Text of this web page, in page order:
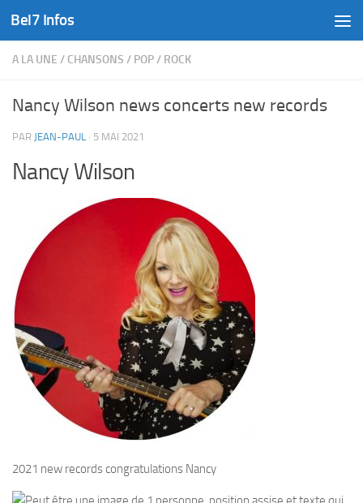
Skip to content
Bel7 Infos
A LA UNE / CHANSONS / POP/ ROCK
Nancy Wilson news concerts new records
PAR JEAN-PAUL · 5 MAI 2021
Nancy Wilson
2021 new records congratulations Nancy